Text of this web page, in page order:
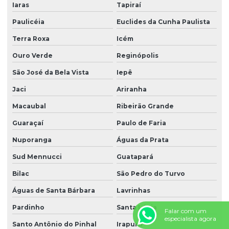
Iaras Tapiraí
Paulicéia Euclides da Cunha Paulista
Terra Roxa Icém
Ouro Verde Reginópolis
São José da Bela Vista Iepê
Jaci Ariranha
Macaubal Ribeirão Grande
Guaraçaí Paulo de Faria
Nuporanga Águas da Prata
Sud Mennucci Guatapará
Bilac São Pedro do Turvo
Águas de Santa Bárbara Lavrinhas
Pardinho Santa Lúcia
Santo Antônio do Pinhal Irapuru
Falar com um
especialista agora